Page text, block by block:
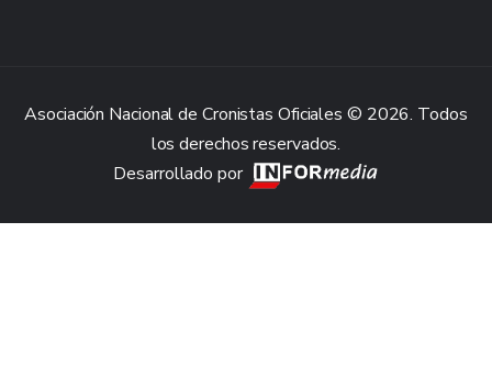
Asociación Nacional de Cronistas Oficiales © 2026. Todos
los derechos reservados.
Desarrollado por